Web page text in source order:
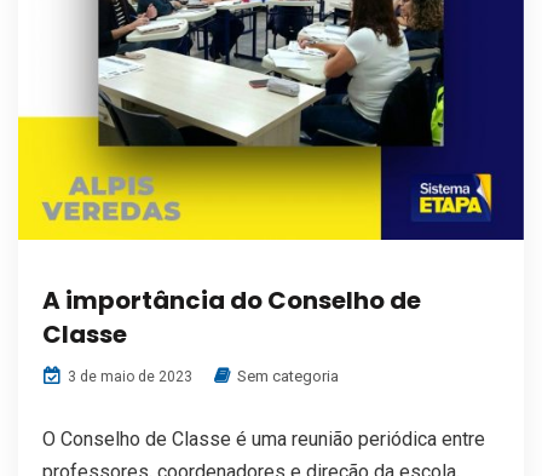
A importância do Conselho de
Classe
3 de maio de 2023 Sem categoria
O Conselho de Classe é uma reunião periódica entre